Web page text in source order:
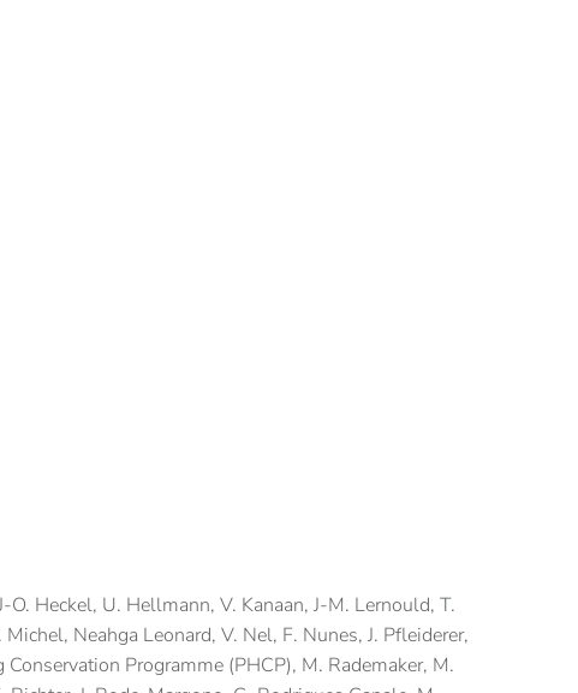
O. Heckel, U. Hellmann, V. Kanaan, J-M. Lernould, T.
Michel, Neahga Leonard, V. Nel, F. Nunes, J. Pfleiderer,
Programme (PHCP), M. Rademaker, M.